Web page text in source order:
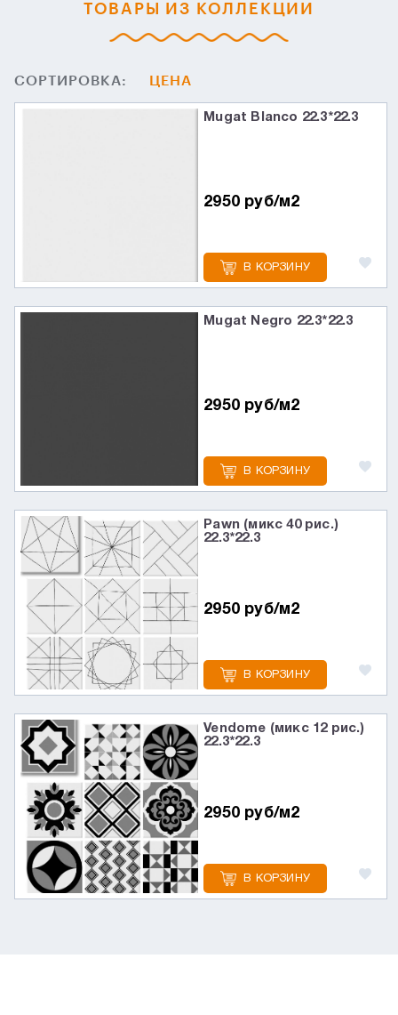
ТОВАРЫ ИЗ КОЛЛЕКЦИИ
СОРТИРОВКА: ЦЕНА
Mugat Blanco 22.3*22.3
2950 руб/м2
В КОРЗИНУ
Mugat Negro 22.3*22.3
2950 руб/м2
В КОРЗИНУ
Pawn (микс 40 рис.)
22.3*22.3
2950 руб/м2
В КОРЗИНУ
Vendome (микс 12 рис.)
22.3*22.3
2950 руб/м2
В КОРЗИНУ